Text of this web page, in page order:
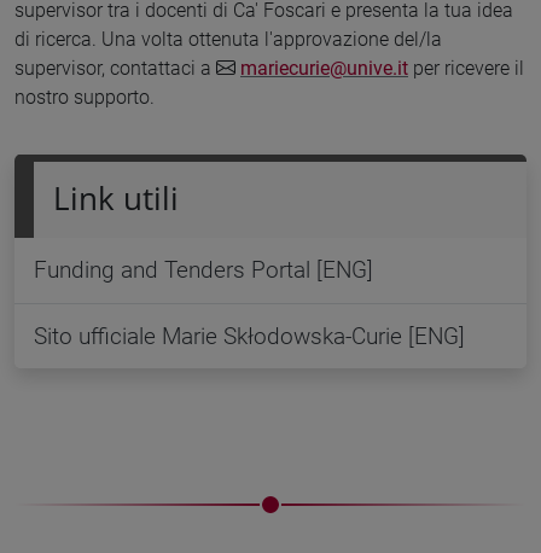
supervisor tra i docenti di Ca' Foscari e presenta la tua idea
di ricerca. Una volta ottenuta l'approvazione del/la
supervisor, contattaci a
mariecurie@unive.it per ricevere il
nostro supporto.
Link utili
Funding and Tenders Portal [ENG]
Sito ufficiale Marie Skłodowska-Curie [ENG]